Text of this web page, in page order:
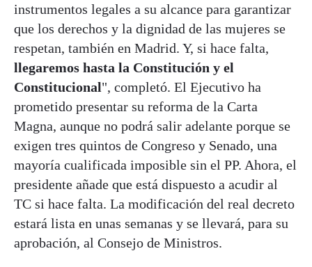
instrumentos legales a su alcance para garantizar
que los derechos y la dignidad de las mujeres se
respetan, también en Madrid. Y, si hace falta,
llegaremos hasta la Constitución y el
Constitucional", completó. El Ejecutivo ha
prometido presentar su reforma de la Carta
Magna, aunque no podrá salir adelante porque se
exigen tres quintos de Congreso y Senado, una
mayoría cualificada imposible sin el PP. Ahora, el
presidente añade que está dispuesto a acudir al
TC si hace falta. La modificación del real decreto
estará lista en unas semanas y se llevará, para su
aprobación, al Consejo de Ministros.